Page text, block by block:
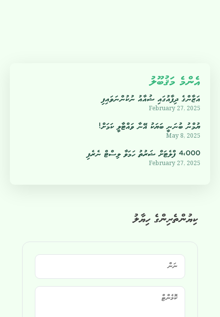
ކިޔުންތެރިންގެ ހިޔާލު
އެންމެ މަޤުބޫލު
އަޒާންގެ ދިފާއުގައި ޝުއާއު ނުކުންނަވައިފި
February 27, 2025
ޔުމްނު ބުނަނީ ބަޔަކު އޭނާ ވައްޓާލީ ކަމަށް!
May 8, 2025
4،000 ފްލެޓަށް ޝަރުތު ހަމަވާ ލިސްޓް ނެރެފި
February 27, 2025